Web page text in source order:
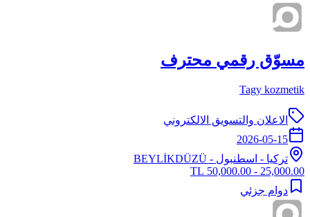
مسوّق رقمي محترف
Tagy kozmetik
الاعلان والتسويق الالكتروني
2026-05-15
تركيا - اسطنبول - BEYLİKDÜZÜ
25,000.00 - 50,000.00 TL
دوام جزئي